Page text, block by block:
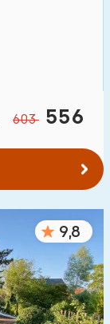
603 556
9,8